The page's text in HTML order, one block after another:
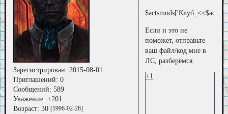
Зарегистрирован: 2015-08-01
Приглашений: 0
Сообщений: 589
Уважение: +201
Возраст: 30 [1996-02-26]
Если и это не
поможет, отправьте
ваш файл/код мне в
ЛС, разберёмся.
+1